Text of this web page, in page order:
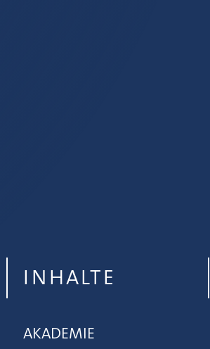
INHALTE
AKADEMIE